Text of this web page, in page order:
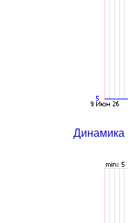
Динамика